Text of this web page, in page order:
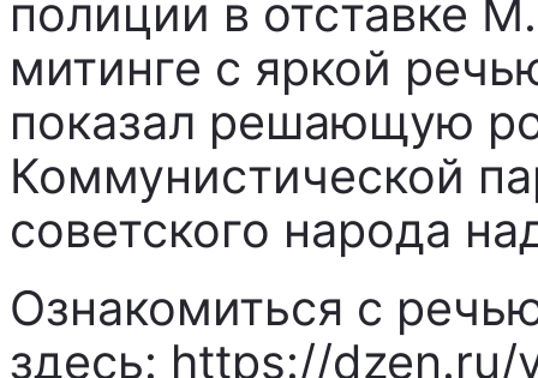
полиции в отставке
митинге с яркой
показал решающую
Коммунистической
советского народа
Ознакомиться с
здесь: https://dzen.ru/